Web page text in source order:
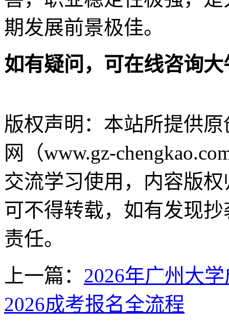
期发展前景极佳。
如有疑问，可在线咨询大
版权声明： 本站所提供
网（www.gz-
交流学习使用，内容版
可不得转载，如有发现
责任。
上一篇： 2026年广州大
2026成考报名全流程